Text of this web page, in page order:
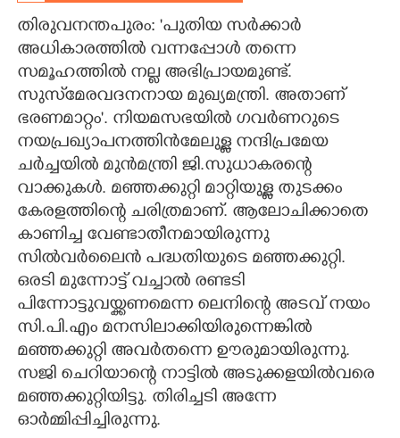
CARTOONS
LITERATURE
ZOOM
CONTACT US
തിരുവനന്തപുരം: 'പുതിയ സർക്കാർ
അധികാരത്തിൽ വന്നപ്പോൾ തന്നെ
സമൂഹത്തിൽ നല്ല അഭിപ്രായമുണ്ട്.
സുസ്‌മേരവദനനായ മുഖ്യമന്ത്രി. അതാണ്
ഭരണമാറ്റം'. നിയമസഭയിൽ ഗവർണറുടെ
നയപ്രഖ്യാപനത്തിൻമേലുള്ള നന്ദിപ്രമേയ
ചർച്ചയിൽ മുൻമന്ത്രി ജി.സുധാകരന്റെ
വാക്കുകൾ. മഞ്ഞക്കുറ്റി മാറ്റിയുള്ള തുടക്കം
കേരളത്തിന്റെ ചരിത്രമാണ്. ആലോചിക്കാതെ
കാണിച്ച വേണ്ടാതീനമായിരുന്നു
സിൽവർലൈൻ പദ്ധതിയുടെ മഞ്ഞക്കുറ്റി.
ഒരടി മുന്നോട്ട് വച്ചാൽ രണ്ടടി
പിന്നോട്ടുവയ്ക്കണമെന്ന ലെനിന്റെ അടവ് നയം
സി.പി.എം മനസിലാക്കിയിരുന്നെങ്കിൽ
മഞ്ഞക്കുറ്റി അവർതന്നെ ഊരുമായിരുന്നു.
സജി ചെറിയാന്റെ നാട്ടിൽ അടുക്കളയിൽവരെ
മഞ്ഞക്കുറ്റിയിട്ടു. തിരിച്ചടി അന്നേ
ഓർമ്മിപ്പിച്ചിരുന്നു.